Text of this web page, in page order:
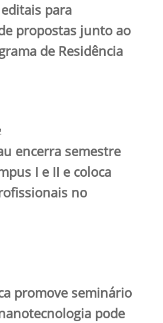
para
propostas junto ao
de Residência
encerra semestre
I e II e coloca
no
promove seminário
pode